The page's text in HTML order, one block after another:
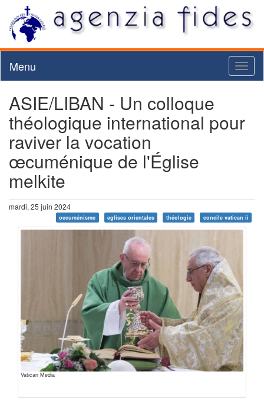
Menu
ASIE/LIBAN - Un colloque
théologique international pour
raviver la vocation
œcuménique de l'Église
melkite
mardi, 25 juin 2024
oecuménisme eglises orientales théologie concile vatican ii
Vatican Media